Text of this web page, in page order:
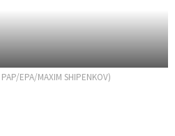
EPA/MAXIM SHIPENKOV)